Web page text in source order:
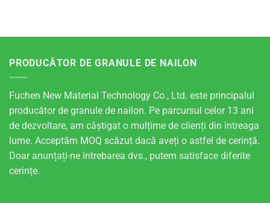
PRODUCĂTOR DE GRANULE DE NAILON
Fuchen New Material Technology Co., Ltd. este principalul
producător de granule de nailon. Pe parcursul celor 13 ani
de dezvoltare, am câștigat o mulțime de clienți din întreaga
lume. Acceptăm MOQ scăzut dacă aveți o astfel de cerință.
Doar anunțați-ne întrebarea dvs., putem satisface diferite
cerințe.